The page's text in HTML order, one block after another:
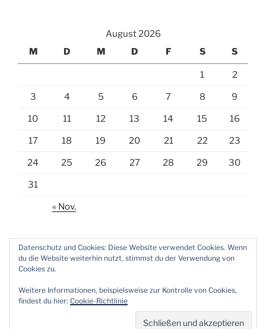
August 2026
M
D M D F S S
1 2
3 4 5 6 7 8 9
10 11 12 13 14 15 16
17 18 19 20 21 22 23
24 25 26 27 28 29 30
31
« Nov.
Mail
Stolz präsentiert von WordPress
Datenschutz und Cookies: Diese Website verwendet Cookies. Wenn
du die Website weiterhin nutzt, stimmst du der Verwendung von
Cookies zu.
Weitere Informationen, beispielsweise zur Kontrolle von Cookies,
findest du hier: Cookie-Richtlinie